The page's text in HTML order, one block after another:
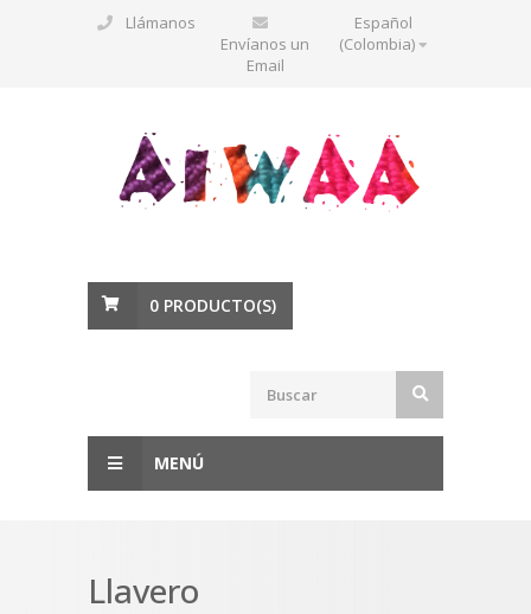
Llámanos
Envíanos un
Email
Español
(Colombia)
0 PRODUCTO(S)
MENÚ
Llavero